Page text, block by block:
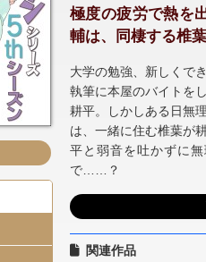
極度の疲労で熱を
輔は、同棲する椎
大学の勉強、新しくで
執筆に本屋のバイトを
耕平。しかしある日無
は、一緒に住む椎葉が
平と弱音を吐かずに
で……？
関連作品